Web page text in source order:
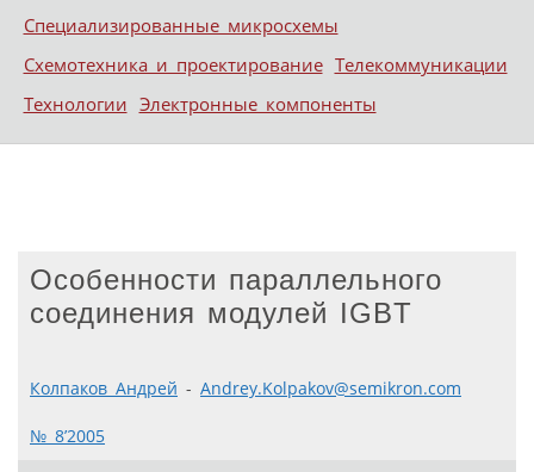
Специализированные микросхемы
Схемотехника и проектирование Телекоммуникации
Технологии Электронные компоненты
Особенности параллельного
соединения модулей IGBT
Колпаков Андрей - Andrey.Kolpakov@semikron.com
№ 8’2005